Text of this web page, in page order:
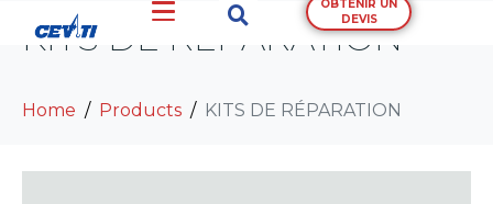
OBTENIR UN
DEVIS
KITS DE RÉPARATION
Home Products KITS DE RÉPARATION